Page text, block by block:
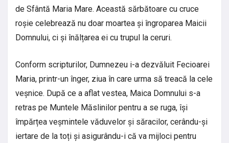
de Sfântă Maria Mare. Această sărbătoare cu cruce
roșie celebrează nu doar moartea și îngroparea Maicii
Domnului, ci și înălțarea ei cu trupul la ceruri.
Conform scripturilor, Dumnezeu i-a dezvăluit Fecioarei
Maria, printr-un înger, ziua în care urma să treacă la cele
veșnice. După ce a aflat vestea, Maica Domnului s-a
retras pe Muntele Măslinilor pentru a se ruga, își
împărțea veșmintele văduvelor și săracilor, cerându-și
iertare de la toți și asigurându-i că va mijloci pentru